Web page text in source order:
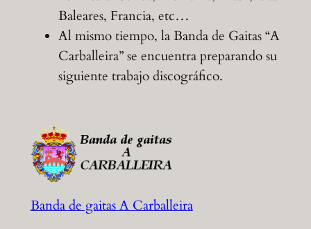
Baleares, Francia, etc…
Al mismo tiempo, la Banda de Gaitas “A
Carballeira” se encuentra preparando su
siguiente trabajo discográfico.
Banda de gaitas A Carballeira